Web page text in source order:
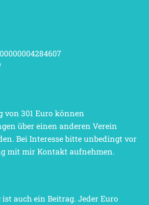
von 301 Euro können
über einen anderen Verein
Bei Interesse bitte unbedingt vor
mit mir Kontakt aufnehmen.
auch ein Beitrag. Jeder Euro